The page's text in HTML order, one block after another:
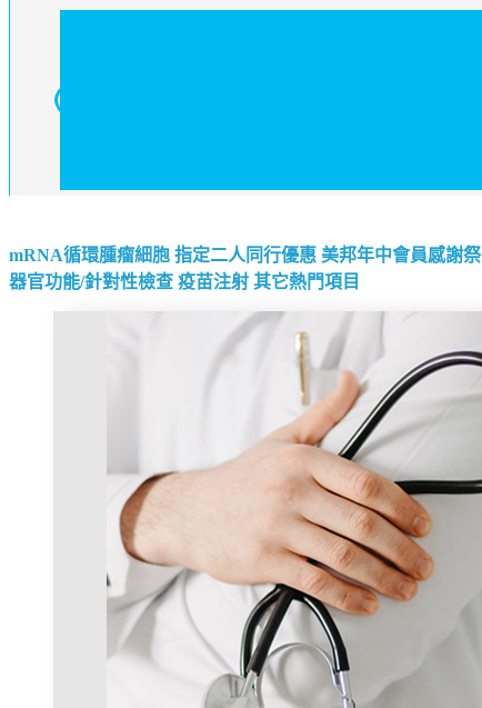
mRNA循環腫瘤細胞 指定二人同行優惠 美邦年中會員感謝祭
器官功能/針對性檢查 疫苗注射 其它熱門項目